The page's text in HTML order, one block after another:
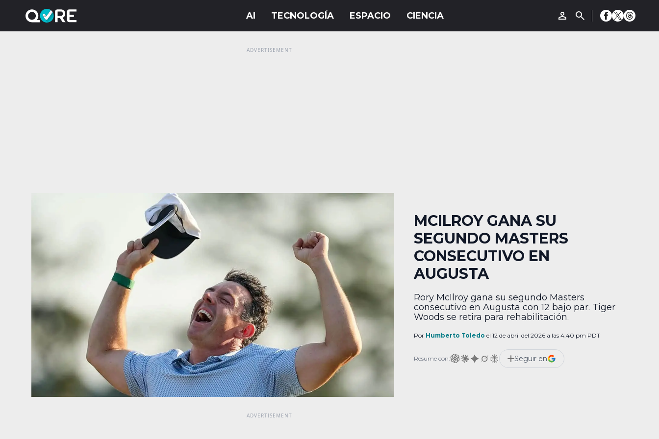
MCILROY GANA SU
SEGUNDO MASTERS
CONSECUTIVO EN
AUGUSTA
Rory McIlroy gana su segundo Masters
consecutivo en Augusta con 12 bajo par. Tiger
Woods se retira para rehabilitación.
Por Humberto Toledo el 12 de abril del 2026 a las 4:40 pm PDT
Resume con: Seguir en